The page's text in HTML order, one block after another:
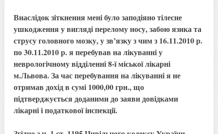
Внаслідок зіткнення мені було заподіяно тілесне
ушкодження у вигляді перелому носу, забою язика та
струсу головного мозку, у зв’язку з чим з 16.11.2010 р.
по 30.11.2010 р. я перебував на лікуванні у
неврологічному відділенні 8-ї міської лікарні
м.Львова. За час перебування на лікуванні я не
отримав дохід в сумі 1000,00 грн., що
підтверджується доданими до заяви довідками
лікарні і податкової інспекції.